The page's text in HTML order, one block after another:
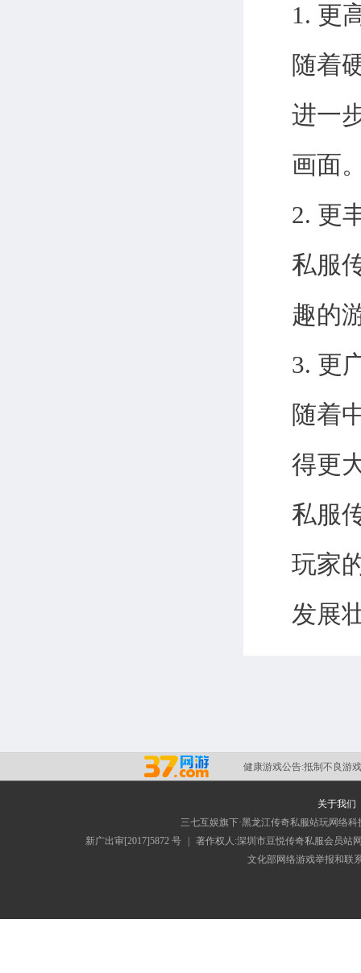
1. 更
随着
进一
画面
2. 更
私服
趣的
3. 更
随着
得更
私服
玩家
发展
健康游戏公告:抵制不良游
关于我们
三七互娱旗下·黑龙江传奇私服站玩网络
新广出审[2017]5872 号
著作权人:深圳市豆悦传奇私服会员站
文化部网络游戏举报和联